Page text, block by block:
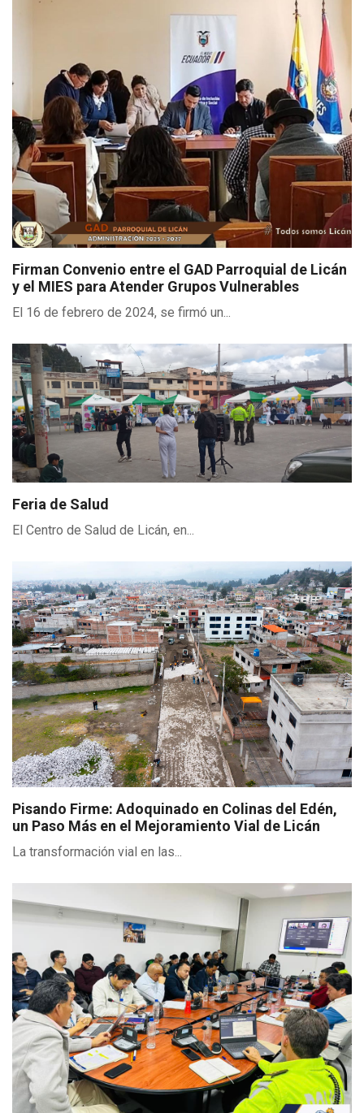
Firman Convenio entre el GAD Parroquial de Licán
y el MIES para Atender Grupos Vulnerables
El 16 de febrero de 2024, se firmó un...
Feria de Salud
El Centro de Salud de Licán, en...
Pisando Firme: Adoquinado en Colinas del Edén,
un Paso Más en el Mejoramiento Vial de Licán
La transformación vial en las...